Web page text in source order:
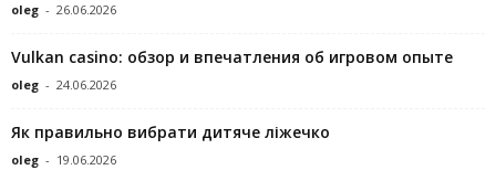
oleg - 26.06.2026
Vulkan casino: обзор и впечатления об игровом опыте
oleg - 24.06.2026
Як правильно вибрати дитяче ліжечко
oleg - 19.06.2026